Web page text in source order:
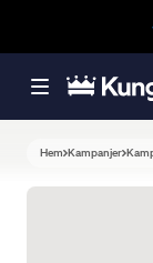
Hem Kampanjer